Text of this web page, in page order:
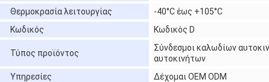
Θερμοκρασία λειτουργίας
-40°C έως +105°C
Κωδικός
Κωδικός D
Τύπος προϊόντος
Σύνδεσμοι καλωδίων
αυτοκινήτων
Υπηρεσίες
Δέχομαι OEM ODM